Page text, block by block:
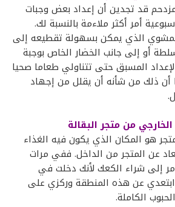
قد تجدين أن إعداد بعض وجبات
أمر أكثر ملاءمة بالنسبة لك.
الذي يمكن بسهولة تقطيعه إلى
أو إلى جانب الخضار الخاص بوجبة
المسبق حتى تتناولي طعاما صحيا
أن ذلك من شأنه أن يقلل من إجهاد
هو المكان الذي يكون فيه الغذاء
عن المتجر من الداخل. ففي مرات
إلى شراء الكعك لأنك دخلت في
عن هذه المنطقة وركزي على
الكاملة.